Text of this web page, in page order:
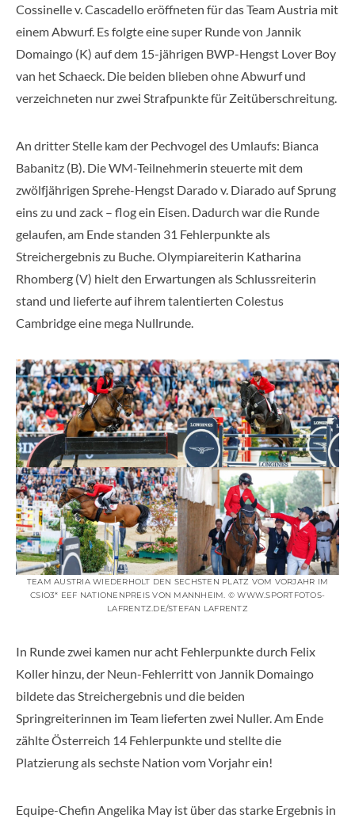
Cossinelle v. Cascadello eröffneten für das Team Austria mit
einem Abwurf. Es folgte eine super Runde von Jannik
Domaingo (K) auf dem 15-jährigen BWP-Hengst Lover Boy
van het Schaeck. Die beiden blieben ohne Abwurf und
verzeichneten nur zwei Strafpunkte für Zeitüberschreitung.
An dritter Stelle kam der Pechvogel des Umlaufs: Bianca
Babanitz (B). Die WM-Teilnehmerin steuerte mit dem
zwölfjährigen Sprehe-Hengst Darado v. Diarado auf Sprung
eins zu und zack – flog ein Eisen. Dadurch war die Runde
gelaufen, am Ende standen 31 Fehlerpunkte als
Streichergebnis zu Buche. Olympiareiterin Katharina
Rhomberg (V) hielt den Erwartungen als Schlussreiterin
stand und lieferte auf ihrem talentierten Colestus
Cambridge eine mega Nullrunde.
TEAM AUSTRIA WIEDERHOLT DEN SECHSTEN PLATZ VOM VORJAHR IM
CSIO3* EEF NATIONENPREIS VON MANNHEIM. © WWW.SPORTFOTOS-
LAFRENTZ.DE/STEFAN LAFRENTZ
In Runde zwei kamen nur acht Fehlerpunkte durch Felix
Koller hinzu, der Neun-Fehlerritt von Jannik Domaingo
bildete das Streichergebnis und die beiden
Springreiterinnen im Team lieferten zwei Nuller. Am Ende
zählte Österreich 14 Fehlerpunkte und stellte die
Platzierung als sechste Nation vom Vorjahr ein!
Equipe-Chefin Angelika May ist über das starke Ergebnis in